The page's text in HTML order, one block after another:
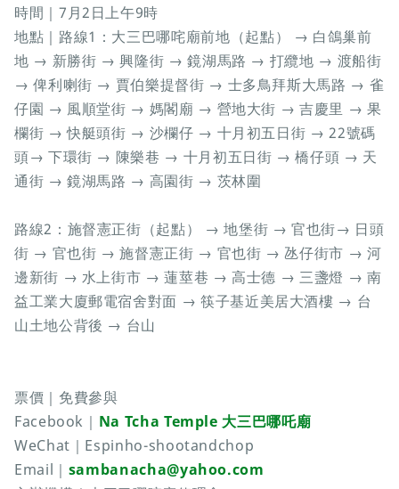
時間｜7月2日上午9時
地點｜路線1：大三巴哪咤廟前地（起點） → 白鴿巢前
地 → 新勝街 → 興隆街 → 鏡湖馬路 → 打纜地 → 渡船街
→ 俾利喇街 → 賈伯樂提督街 → 士多鳥拜斯大馬路 → 雀
仔園 → 風順堂街 → 媽閣廟 → 營地大街 → 吉慶里 → 果
欄街 → 快艇頭街 → 沙欄仔 → 十月初五日街 → 22號碼
頭→ 下環街 → 陳樂巷 → 十月初五日街 → 橋仔頭 → 天
通街 → 鏡湖馬路 → 高園街 → 茨林圍
路線2：施督憲正街（起點） → 地堡街 → 官也街→ 日頭
街 → 官也街 → 施督憲正街 → 官也街 → 氹仔街市 → 河
邊新街 → 水上街市 → 蓮莖巷 → 高士德 → 三盞燈 → 南
益工業大廈郵電宿舍對面 → 筷子基近美居大酒樓 → 台
山土地公背後 → 台山
票價｜免費參與
Facebook｜ Na Tcha Temple 大三巴哪吒廟
WeChat｜Espinho-shootandchop
Email｜ sambanacha@yahoo.com